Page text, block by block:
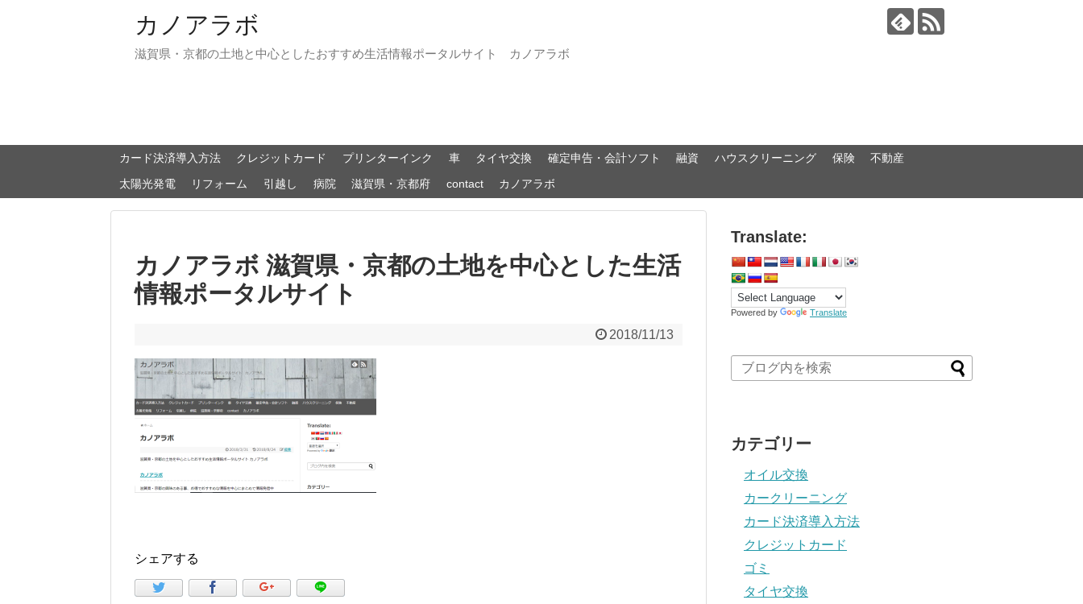
カノアラボ
滋賀県・京都の土地と中心としたおすすめ生活情報ポータルサイト カノアラボ
カード決済導入方法 クレジットカード プリンターインク 車 タイヤ交換 確定申告・会計ソフト 融資 ハウスクリーニング 保険
不動産
太陽光発電
リフォーム 引越し 病院 滋賀県・京都府 contact カノアラボ
カノアラボ 滋賀県・京都の土地を中心とした生活
情報ポータルサイト
2018/11/13
シェアする
Translate:
Powered by Translate
カテゴリー
オイル交換
カークリーニング
カード決済導入方法
クレジットカード
ゴミ
タイヤ交換